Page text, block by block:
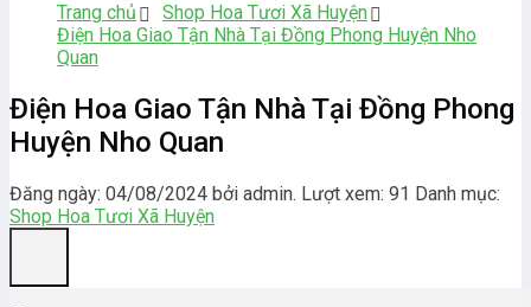
Trang chủ
Shop Hoa Tươi Xã Huyện
Điện Hoa Giao Tận Nhà Tại Đồng Phong Huyện Nho
Quan
Điện Hoa Giao Tận Nhà Tại Đồng Phong
Huyện Nho Quan
Đăng ngày: 04/08/2024 bởi admin. Lượt xem: 91 Danh mục:
Shop Hoa Tươi Xã Huyện